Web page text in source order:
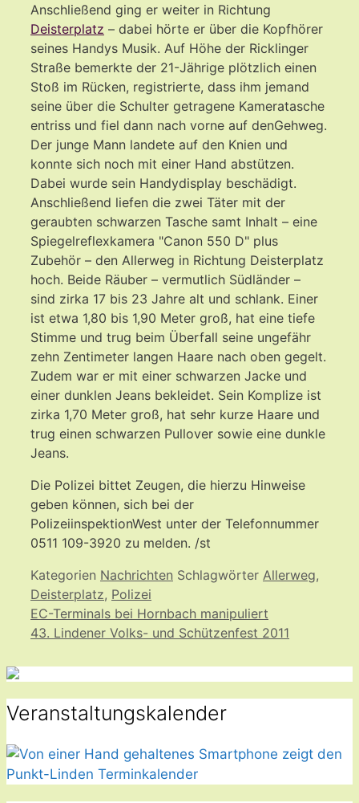
Anschließend ging er weiter in Richtung
Deisterplatz – dabei hörte er über die Kopfhörer
seines Handys Musik. Auf Höhe der Ricklinger
Straße bemerkte der 21-Jährige plötzlich einen
Stoß im Rücken, registrierte, dass ihm jemand
seine über die Schulter getragene Kameratasche
entriss und fiel dann nach vorne auf denGehweg.
Der junge Mann landete auf den Knien und
konnte sich noch mit einer Hand abstützen.
Dabei wurde sein Handydisplay beschädigt.
Anschließend liefen die zwei Täter mit der
geraubten schwarzen Tasche samt Inhalt – eine
Spiegelreflexkamera "Canon 550 D" plus
Zubehör – den Allerweg in Richtung Deisterplatz
hoch. Beide Räuber – vermutlich Südländer –
sind zirka 17 bis 23 Jahre alt und schlank. Einer
ist etwa 1,80 bis 1,90 Meter groß, hat eine tiefe
Stimme und trug beim Überfall seine ungefähr
zehn Zentimeter langen Haare nach oben gegelt.
Zudem war er mit einer schwarzen Jacke und
einer dunklen Jeans bekleidet. Sein Komplize ist
zirka 1,70 Meter groß, hat sehr kurze Haare und
trug einen schwarzen Pullover sowie eine dunkle
Jeans.
Die Polizei bittet Zeugen, die hierzu Hinweise
geben können, sich bei der
PolizeiinspektionWest unter der Telefonnummer
0511 109-3920 zu melden. /st
Kategorien Nachrichten Schlagwörter Allerweg,
Deisterplatz, Polizei
EC-Terminals bei Hornbach manipuliert
43. Lindener Volks- und Schützenfest 2011
Veranstaltungskalender